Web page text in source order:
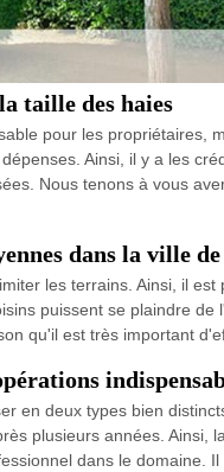
taille des haies
pour les
Ainsi, il y a les
Nous tenons à vous
dans la ville
les terrains. Ainsi, il
puissent se plaindre
qu'il est très important
en deux types bien
plusieurs années.
dans le domaine.